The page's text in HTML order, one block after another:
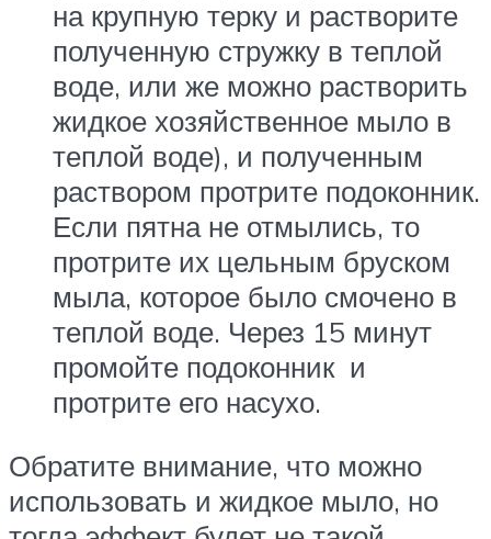
на крупную терку и растворите
полученную стружку в теплой
воде, или же можно растворить
жидкое хозяйственное мыло в
теплой воде), и полученным
раствором протрите подоконник.
Если пятна не отмылись, то
протрите их цельным бруском
мыла, которое было смочено в
теплой воде. Через 15 минут
промойте подоконник и
протрите его насухо.
Обратите внимание, что можно
использовать и жидкое мыло, но